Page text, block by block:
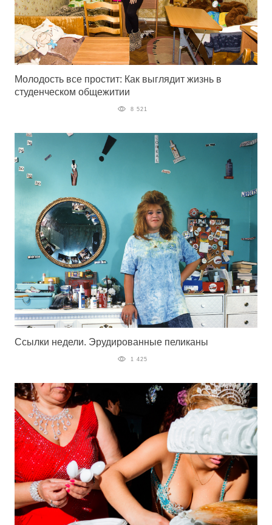
Молодость все простит: Как выглядит жизнь в
студенческом общежитии
8 521
Ссылки недели. Эрудированные пеликаны
1 425